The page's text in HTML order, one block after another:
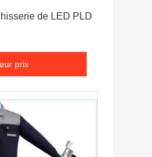
de LED PLD
prix